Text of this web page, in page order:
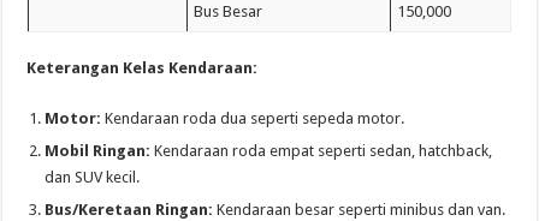
Bus Besar 150,000
Keterangan Kelas Kendaraan:
Motor: Kendaraan roda dua seperti sepeda motor.
Mobil Ringan: Kendaraan roda empat seperti sedan, hatchback,
dan SUV kecil.
Bus/Keretaan Ringan: Kendaraan besar seperti minibus dan van.